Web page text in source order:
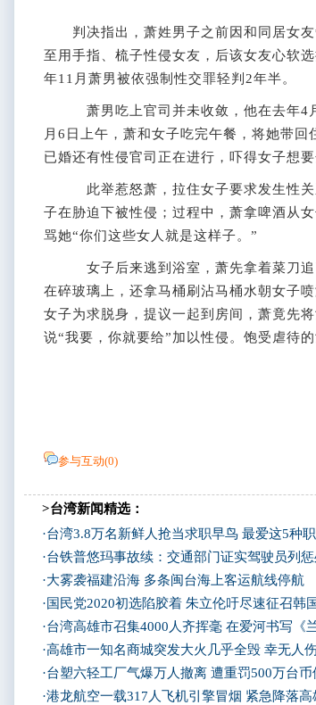
判决指出，萧姓男子之前因和同居女友
至用手指、梳子性侵女友，后该女友心软
年11月萧男被依强制性交罪轻判2年半。
萧男吃上官司并未收敛，他在去年4月
月6日上午，萧和女子吃完午餐，将她带
已婚还有性侵官司正在进行，吓得女子想要
此举惹怒萧，拉住女子要求发生性关
子在胁迫下被性侵；过程中，萧拿啤酒从
骂她“你们这些女人就是这样子。”
女子后来逃到浴室，萧先拿着菜刀追
在碎玻璃上，还拿马桶刷沾马桶水朝女子
女子为求脱身，提议一起到房间，萧竟先
说“我要，你就要给”加以性侵。饱受虐待
参与互动(0)
>台湾新闻精选：
·台湾3.8万名新鲜人抢当求职早鸟 最爱这5种
·台铁普悠玛事故续：交通部门证实驾驶员列
·大雾袭福建沿海 多条闽台海上客运航线停航
· 国民党2020初选陷胶着 朱立伦吁尽速征召韩
·台湾高雄市召集4000人齐挥毫 在爱河书写《
·高雄市一知名商城突发大火几乎全毁 幸无人
·台塑六轻工厂气爆万人撤离 遭重罚500万台币
·港龙航空一载317人飞机引擎冒烟 紧急降落高